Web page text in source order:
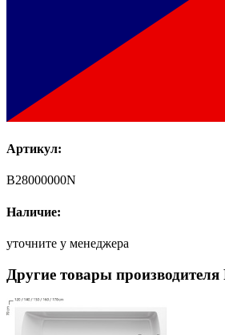
Артикул:
B28000000N
Наличие:
уточните у менеджера
Другие товары